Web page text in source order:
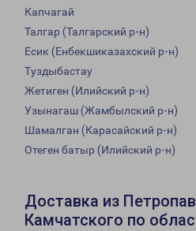
Капчагай
Талгар (Талгарский р-н)
Есик (Енбекшиказахский р-н)
Туздыбастау
Жетиген (Илийский р-н)
Узынагаш (Жамбылский р-н)
Шамалган (Карасайский р-н)
Отеген батыр (Илийский р-н)
Доставка из
Камчатского по